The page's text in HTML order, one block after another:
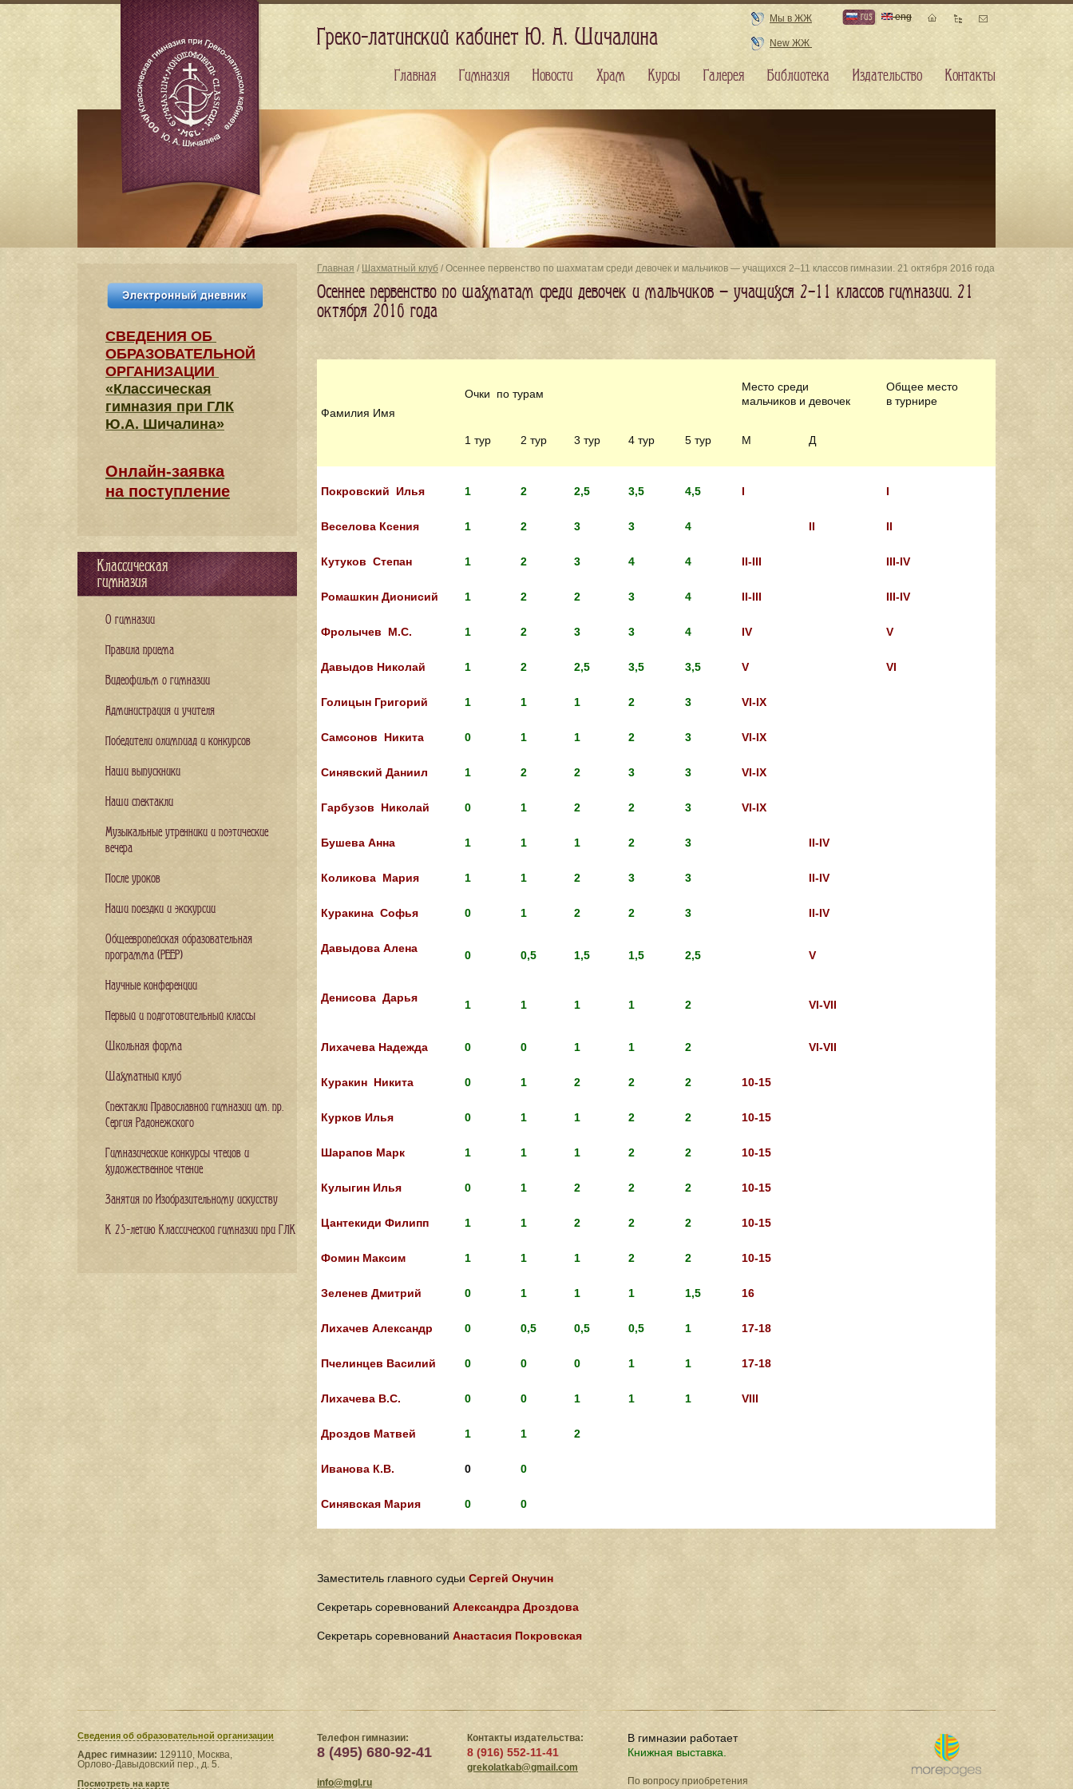
Главная / Шахматный клуб / Осеннее первенство по шахматам среди девочек и мальчиков — учащихся 2–11 классов гимназии. 21 октября 2016 года
Осеннее первенство по шахматам среди девочек и мальчиков — учащихся 2–11 классов гимназии. 21
октября 2016 года
Фамилия Имя
Очки по турам
Место среди
мальчиков и девочек
Общее место
в турнире
1 тур 2 тур 3 тур 4 тур 5 тур М Д
Покровский Илья 1 2 2,5 3,5 4,5 I I
Веселова Ксения 1 2 3 3 4 II II
Кутуков Степан 1 2 3 4 4 II-III III-IV
Ромашкин Дионисий 1 2 2 3 4 II-III III-IV
Фролычев М.С. 1 2 3 3 4 IV V
Давыдов Николай 1 2 2,5 3,5 3,5 V VI
Голицын Григорий 1 1 1 2 3 VI-IX
Самсонов Никита 0 1 1 2 3 VI-IX
Синявский Даниил 1 2 2 3 3 VI-IX
Гарбузов Николай 0 1 2 2 3 VI-IX
Бушева Анна 1 1 1 2 3 II-IV
Коликова Мария 1 1 2 3 3 II-IV
Куракина Софья 0 1 2 2 3 II-IV
Давыдова Алена
0 0,5 1,5 1,5 2,5 V
Денисова Дарья
1 1 1 1 2 VI-VII
Лихачева Надежда 0 0 1 1 2 VI-VII
Куракин Никита 0 1 2 2 2 10-15
Курков Илья 0 1 1 2 2 10-15
Шарапов Марк 1 1 1 2 2 10-15
Кулыгин Илья 0 1 2 2 2 10-15
Цантекиди Филипп 1 1 2 2 2 10-15
Фомин Максим 1 1 1 2 2 10-15
Зеленев Дмитрий 0 1 1 1 1,5 16
Лихачев Александр 0 0,5 0,5 0,5 1 17-18
Пчелинцев Василий 0 0 0 1 1 17-18
Лихачева В.С. 0 0 1 1 1 VIII
Дроздов Матвей 1 1 2
Иванова К.В. 0 0
Синявская Мария 0 0
Заместитель главного судьи Сергей Онучин
Секретарь соревнований Александра Дроздова
Секретарь соревнований Анастасия Покровская
СВЕДЕНИЯ​ ОБ
ОБРАЗОВАТЕЛЬНОЙ
ОРГАНИЗАЦИИ
«Классическая
гимназия при ГЛК
Ю.А. Шичалина»
Онлайн-заявка
на поступление
Классическая
гимназия
О гимназии
Правила приема
Видеофильм о гимназии
Администрация и учителя
Победители олимпиад и конкурсов
Наши выпускники
Наши спектакли
Музыкальные утренники и поэтические
вечера
После уроков
Наши поездки и экскурсии
Общеевропейская образовательная
программа (PEEP)
Научные конференции
Первый и подготовительный классы
Школьная форма
Шахматный клуб
Спектакли Православной гимназии им. пр.
Сергия Радонежского
Гимназические конкурсы чтецов и
художественное чтение
Занятия по Изобразительному искусству
К 25-летию Классической гимназии при ГЛК
Сведения​ об образовательной организации
Адрес гимназии: 129110, Москва,
Орлово-Давыдовский пер., д. 5.
Посмотреть на карте
Телефон гимназии:
8 (495) 680-92-41
info@mgl.ru
Контакты издательства:
8 (916) 552-11-41
grekolatkab@gmail.com
В гимназии работает
Книжная выставка.
По вопросу приобретения
Греко-латинский кабинет Ю. А. Шичалина
Мы в ЖЖ
New ЖЖ
rus eng
Главная Гимназия Новости Храм Курсы Галерея Библиотека Издательство Контакты